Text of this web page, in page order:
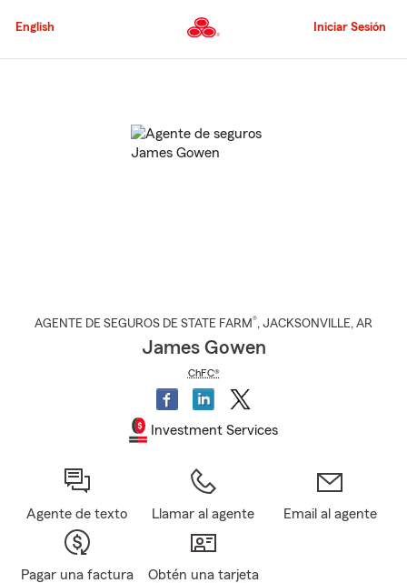
al
principal
English Iniciar Sesión
AGENTE DE SEGUROS DE STATE FARM®, JACKSONVILLE, AR
James Gowen
ChFC®
Investment Services
Agente de texto Llamar al agente Email al agente
Pagar una factura
Obtén una tarjeta